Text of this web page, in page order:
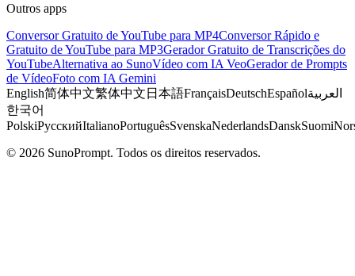
Outros apps
Conversor Gratuito de YouTube para MP4Conversor Rápido e
Gratuito de YouTube para MP3Gerador Gratuito de Transcrições do
YouTubeAlternativa ao SunoVídeo com IA VeoGerador de Prompts
de VídeoFoto com IA Gemini
English简体中文繁体中文 日本語FrançaisDeutschEspañolالعربية
한국어
PolskiРусскийItalianoPortuguêsSvenskaNederlandsDanskSuomi
© 2026 SunoPrompt. Todos os direitos reservados.